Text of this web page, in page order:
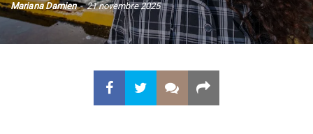
Mariana Damien 21 novembre 2025